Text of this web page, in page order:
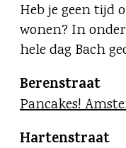
Heb je geen tijd
wonen? In
hele dag Bach
Berenstraat
Pancakes!
Hartenstraat